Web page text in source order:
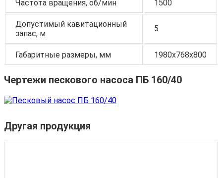
Частота вращения, об/мин 1500
Допустимый кавитационный
запас, м
5
Габаритные размеры, мм 1980x768x800
Чертежи пескового насоса ПБ 160/40
Другая продукция